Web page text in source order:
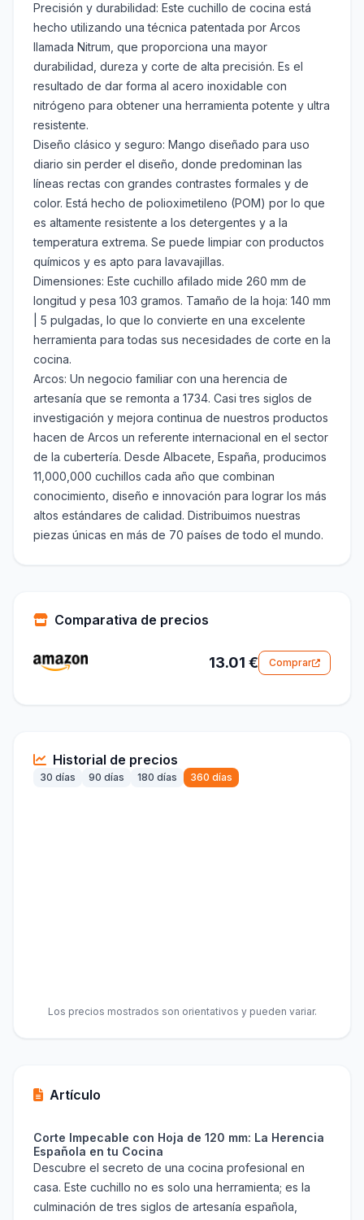
Precisión y durabilidad: Este cuchillo de cocina está
hecho utilizando una técnica patentada por Arcos
llamada Nitrum, que proporciona una mayor
durabilidad, dureza y corte de alta precisión. Es el
resultado de dar forma al acero inoxidable con
nitrógeno para obtener una herramienta potente y ultra
resistente.
Diseño clásico y seguro: Mango diseñado para uso
diario sin perder el diseño, donde predominan las
líneas rectas con grandes contrastes formales y de
color. Está hecho de polioximetileno (POM) por lo que
es altamente resistente a los detergentes y a la
temperatura extrema. Se puede limpiar con productos
químicos y es apto para lavavajillas.
Dimensiones: Este cuchillo afilado mide 260 mm de
longitud y pesa 103 gramos. Tamaño de la hoja: 140 mm
| 5 pulgadas, lo que lo convierte en una excelente
herramienta para todas sus necesidades de corte en la
cocina.
Arcos: Un negocio familiar con una herencia de
artesanía que se remonta a 1734. Casi tres siglos de
investigación y mejora continua de nuestros productos
hacen de Arcos un referente internacional en el sector
de la cubertería. Desde Albacete, España, producimos
11,000,000 cuchillos cada año que combinan
conocimiento, diseño e innovación para lograr los más
altos estándares de calidad. Distribuimos nuestras
piezas únicas en más de 70 países de todo el mundo.
Comparativa de precios
13.01 € Comprar
Historial de precios
30 días 90 días 180 días 360 días
Los precios mostrados son orientativos y pueden variar.
Artículo
Corte Impecable con Hoja de 120 mm: La Herencia
Española en tu Cocina
Descubre el secreto de una cocina profesional en
casa. Este cuchillo no es solo una herramienta; es la
culminación de tres siglos de artesanía española,